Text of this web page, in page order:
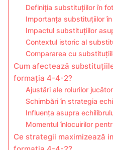
Definiția substituțiilor în
Importanța substituțiilor
Impactul substituțiilor
Contextul istoric al
Compararea cu
Cum afectează
formația 4-4-2?
Ajustări ale rolurilor
Schimbări în strategia
Influența asupra
Momentul înlocuirilor
Ce strategii maximizează